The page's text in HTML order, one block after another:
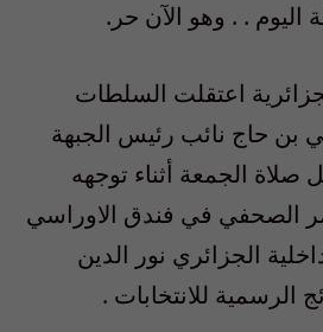
اليوم . . وهو الآن حر.
اعتقلت السلطات
بن حاج نائب رئيس الجبهة
صلاة الجمعة أثناء توجهه
الصحفي في فندق الاوراسي
الجزائري نور الدين
الرسمية للانتخابات .